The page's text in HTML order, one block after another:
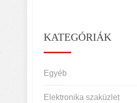
KATEGÓRIÁK
Egyéb
Elektronika szaküzlet